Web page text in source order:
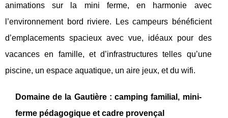
animations sur la mini ferme, en harmonie avec
l’environnement bord riviere. Les campeurs bénéficient
d’emplacements spacieux avec vue, idéaux pour des
vacances en famille, et d’infrastructures telles qu’une
piscine, un espace aquatique, un aire jeux, et du wifi.
Domaine de la Gautière : camping familial, mini-
ferme pédagogique et cadre provençal